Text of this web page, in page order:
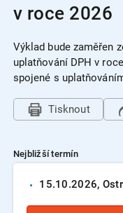
v roce 2026
Výklad bude zaměřen
uplatňování DPH v
spojené s
Tisknout
Nejbližší termín
15.10.2026,